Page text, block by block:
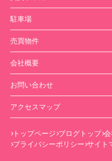
駐車場
売買物件
会社概要
お問い合わせ
アクセスマップ
トップページ ブログトップ
プライバシーポリシー サイト